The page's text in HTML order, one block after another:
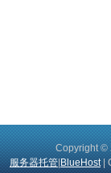
Copyright ©
服务器托管| BlueHost|